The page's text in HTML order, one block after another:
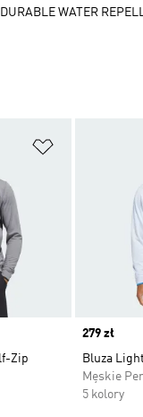
Dodaj do
Zip
Price
279 zł
Bluza
Męskie
5 kolory
WATER